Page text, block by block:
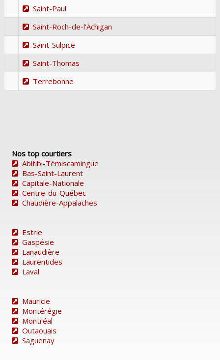
Saint-Paul
Saint-Roch-de-l'Achigan
Saint-Sulpice
Saint-Thomas
Terrebonne
Nos top courtiers
Abitibi-Témiscamingue
Bas-Saint-Laurent
Capitale-Nationale
Centre-du-Québec
Chaudière-Appalaches
Estrie
Gaspésie
Lanaudière
Laurentides
Laval
Mauricie
Montérégie
Montréal
Outaouais
Saguenay